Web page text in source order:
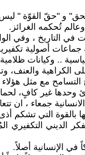
و "حقّ القوّة "
تُحكمه الغرائز.
التاريخ ، وفي
جماعات أصولية
.. وكيانات ظلامية
على الكراهية
التسامح مع مثل
وحدها غير كافٍ،
جمعاء ، ان
بالقوة التي تشكم
الديني التكفيري
الإنسانية أصلاً.